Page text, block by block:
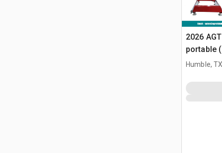
2026
portable
Humble,